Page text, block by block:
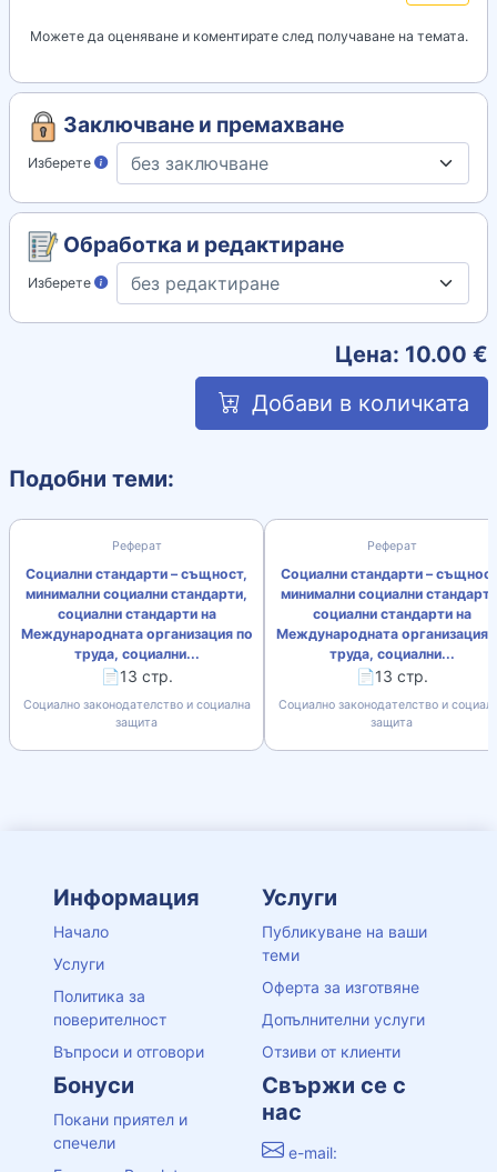
Можете да оценяване и коментирате след получаване на темата.
Заключване и премахване
Изберете
Обработка и редактиране
Изберете
Цена: 10.00 €
Добави в количката
Подобни теми:
Реферат
Социални стандарти – същност,
минимални социални стандарти,
социални стандарти на
Международната организация по
труда, социални...
📄13 стр.
Социално законодателство и социална
защита
Реферат
Социални стандарти –
минимални социални
социални стандарти на
Международната организация
труда, социални...
📄13 стр.
Социално законодателство и
защита
Информация
Начало
Услуги
Политика за
поверителност
Въпроси и отговори
Услуги
Публикуване на ваши
теми
Оферта за изготвяне
Допълнителни услуги
Отзиви от клиенти
Бонуси
Покани приятел и
спечели
Свържи се с
нас
e-mail: